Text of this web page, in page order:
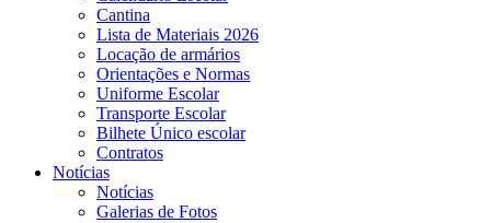
Cantina
Lista de Materiais 2026
Locação de armários
Orientações e Normas
Uniforme Escolar
Transporte Escolar
Bilhete Único escolar
Contratos
Notícias
Notícias
Galerias de Fotos